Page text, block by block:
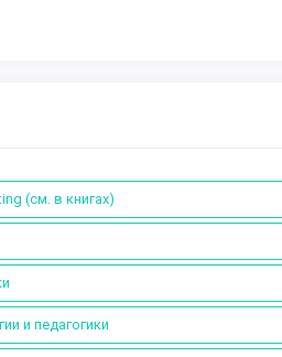
(см. в книгах)
и педагогики